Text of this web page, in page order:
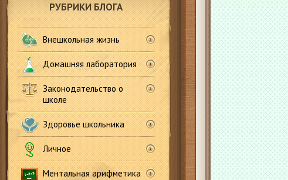
РУБРИКИ БЛОГА
Внешкольная жизнь
Домашняя лаборатория
Законодательство о
школе
Здоровье школьника
Личное
Ментальная арифметика